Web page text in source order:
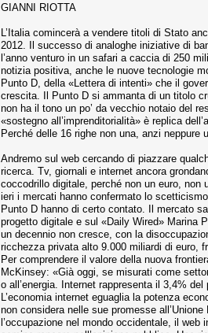
GIANNI RIOTTA
L’Italia comincerà a vendere titoli di Stato
2012. Il successo di analoghe iniziative di
l’anno venturo in un safari a caccia di 250
notizia positiva, anche le nuove tecnologie
Punto D, della «Lettera di intenti» che il
crescita. Il Punto D si ammanta di un titolo
non ha il tono un po’ da vecchio notaio del
«sostegno all’imprenditorialità» è replica
Perché delle 16 righe non una, anzi neppure
Andremo sul web cercando di piazzare
ricerca. Tv, giornali e internet ancora
coccodrillo digitale, perché non un euro, non
ieri i mercati hanno confermato lo
Punto D hanno di certo contato. Il mercato
progetto digitale e sul «Daily Wired» Marina
un decennio non cresce, con la
ricchezza privata alto 9.000 miliardi di euro,
Per comprendere il valore della nuova
McKinsey: «Già oggi, se misurati come
o all’energia. Internet rappresenta il 3,4%
L’economia internet eguaglia la potenza
non considera nelle sue promesse
l’occupazione nel mondo occidentale, il